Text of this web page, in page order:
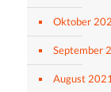
Oktober
September
August 2021